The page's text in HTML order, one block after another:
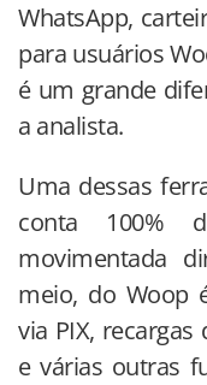
WhatsApp,
para usuários
é um grande
a analista.
Uma dessas
conta 100%
movimentada
meio, do Woop
via PIX,
e várias outras